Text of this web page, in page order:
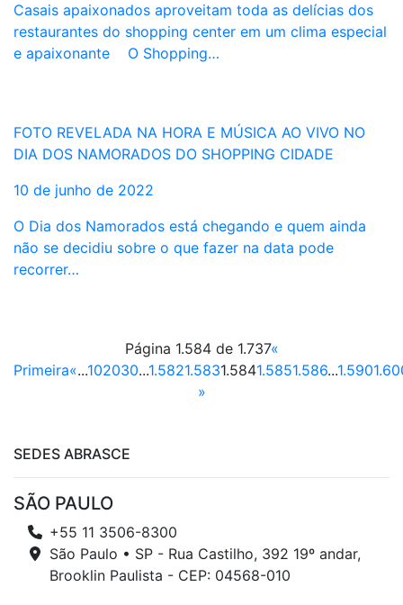
Casais apaixonados aproveitam toda as delícias dos
restaurantes do shopping center em um clima especial
e apaixonante O Shopping…
FOTO REVELADA NA HORA E MÚSICA AO VIVO NO
DIA DOS NAMORADOS DO SHOPPING CIDADE
10 de junho de 2022
O Dia dos Namorados está chegando e quem ainda
não se decidiu sobre o que fazer na data pode
recorrer…
Página 1.584 de 1.737«
Primeira«...102030...1.5821.5831.5841.5851.586...1.590
»
SEDES ABRASCE
SÃO PAULO
+55 11 3506-8300
São Paulo • SP - Rua Castilho, 392 19º andar,
Brooklin Paulista - CEP: 04568-010